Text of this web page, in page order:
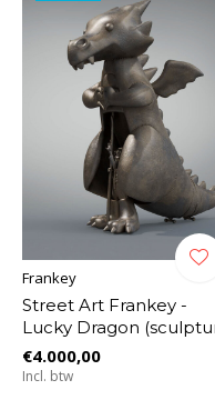
Frankey
Street Art Frankey -
Lucky Dragon
€4.000,00
Incl. btw